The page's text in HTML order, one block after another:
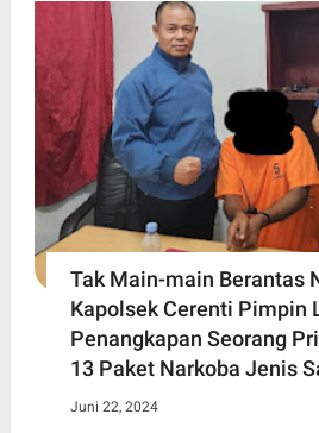
Tak Main-main Berantas
Kapolsek Cerenti Pimpin
Penangkapan Seorang
13 Paket Narkoba Jenis
Juni 22, 2024